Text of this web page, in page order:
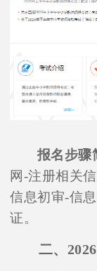
报名步骤
网-注册相关
信息初审-信
证。
二、